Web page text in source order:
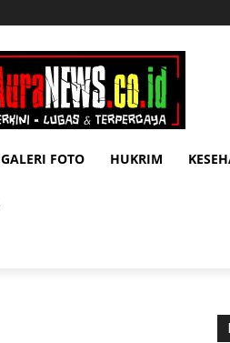
GALERI FOTO HUKRIM